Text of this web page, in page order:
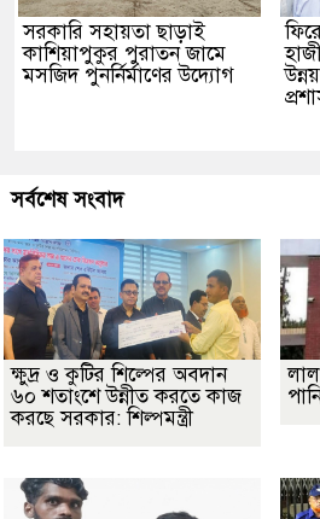
সরকারি সহায়তা ছাড়াই
কাশিয়াপুকুর পুরাতন জামে
মসজিদ পুনর্নির্মাণের উদ্যোগ
সর্বশেষ সংবাদ
ক্ষুদ্র ও কুটির শিল্পের অবদান
৬০ শতাংশে উন্নীত করতে কাজ
করছে সরকার: শিল্পমন্ত্রী